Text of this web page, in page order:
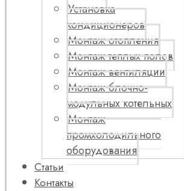
Установка
кондиционеров
Монтаж отопления
Монтаж теплых полов
Монтаж вентиляции
Монтаж блочно-
модульных котельных
Монтаж
промхолодильного
оборудования
Статьи
Контакты